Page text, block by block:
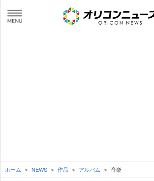
ホーム NEWS 作品 アルバム 音楽